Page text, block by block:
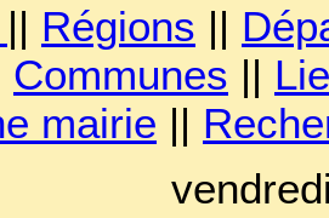
|| Régions ||
Communes ||
mairie ||